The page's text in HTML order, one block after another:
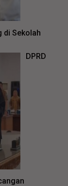
di Sekolah
DPRD